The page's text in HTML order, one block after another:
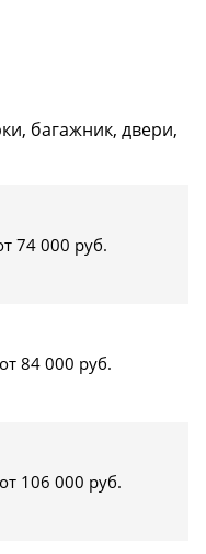
багажник, двери,
74 000 руб.
от 84 000 руб.
от 106 000 руб.